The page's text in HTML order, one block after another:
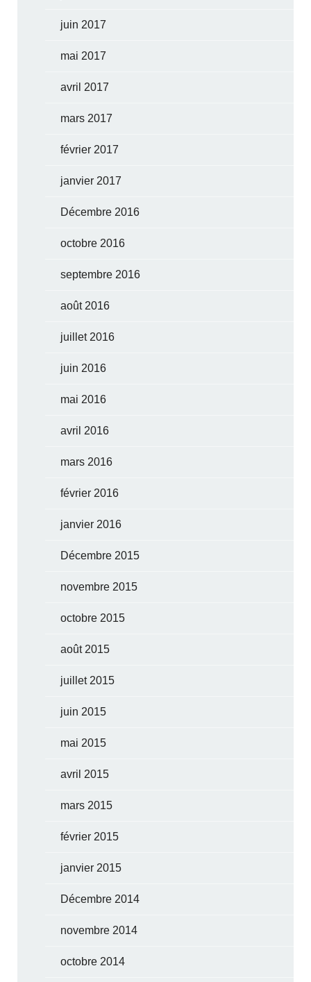
juin 2017
mai 2017
avril 2017
mars 2017
février 2017
janvier 2017
Décembre 2016
octobre 2016
septembre 2016
août 2016
juillet 2016
juin 2016
mai 2016
avril 2016
mars 2016
février 2016
janvier 2016
Décembre 2015
novembre 2015
octobre 2015
août 2015
juillet 2015
juin 2015
mai 2015
avril 2015
mars 2015
février 2015
janvier 2015
Décembre 2014
novembre 2014
octobre 2014